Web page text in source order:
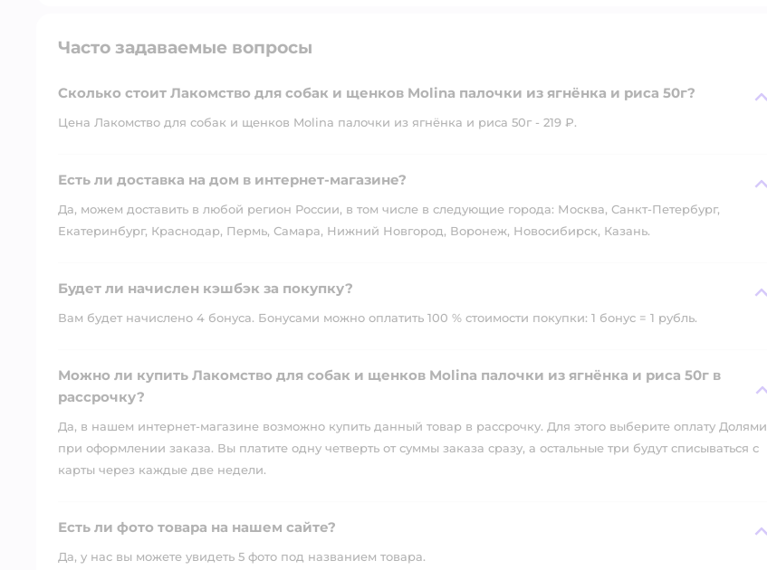
Часто задаваемые вопросы
Сколько стоит Лакомство для собак и щенков Molina палочки из ягнёнка и риса 50г?
Цена Лакомство для собак и щенков Molina палочки из ягнёнка и риса 50г - 219 ₽.
Есть ли доставка на дом в интернет-магазине?
Да, можем доставить в любой регион России, в том числе в следующие города: Москва, Санкт-Петербург,
Екатеринбург, Краснодар, Пермь, Самара, Нижний Новгород, Воронеж, Новосибирск, Казань.
Будет ли начислен кэшбэк за покупку?
Вам будет начислено 4 бонуса. Бонусами можно оплатить 100 % стоимости покупки: 1 бонус = 1 рубль.
Можно ли купить Лакомство для собак и щенков Molina палочки из ягнёнка и риса 50г в
рассрочку?
Да, в нашем интернет-магазине возможно купить данный товар в рассрочку. Для этого выберите оплату Долями
при оформлении заказа. Вы платите одну четверть от суммы заказа сразу, а остальные три будут списываться с
карты через каждые две недели.
Есть ли фото товара на нашем сайте?
Да, у нас вы можете увидеть 5 фото под названием товара.